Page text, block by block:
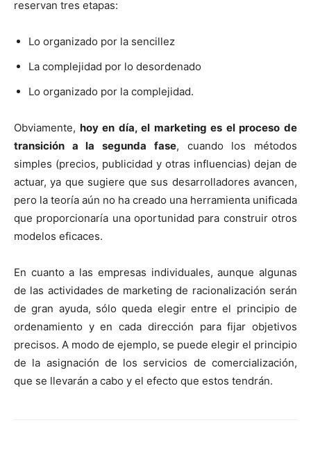
reservan tres etapas:
Lo organizado por la sencillez
La complejidad por lo desordenado
Lo organizado por la complejidad.
Obviamente, hoy en día, el marketing es el proceso de
transición a la segunda fase, cuando los métodos
simples (precios, publicidad y otras influencias) dejan de
actuar, ya que sugiere que sus desarrolladores avancen,
pero la teoría aún no ha creado una herramienta unificada
que proporcionaría una oportunidad para construir otros
modelos eficaces.
En cuanto a las empresas individuales, aunque algunas
de las actividades de marketing de racionalización serán
de gran ayuda, sólo queda elegir entre el principio de
ordenamiento y en cada dirección para fijar objetivos
precisos. A modo de ejemplo, se puede elegir el principio
de la asignación de los servicios de comercialización,
que se llevarán a cabo y el efecto que estos tendrán.